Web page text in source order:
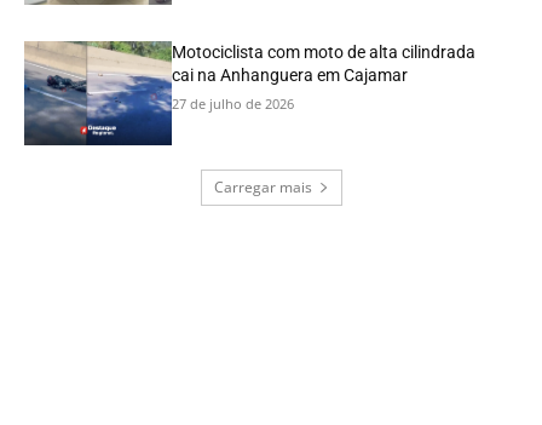
Motociclista com moto de alta cilindrada
cai na Anhanguera em Cajamar
27 de julho de 2026
Carregar mais